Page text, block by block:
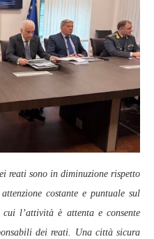
reati sono in diminuzione rispetto
costante e puntuale sul
l’attività è attenta e consente
dei reati. Una città sicura